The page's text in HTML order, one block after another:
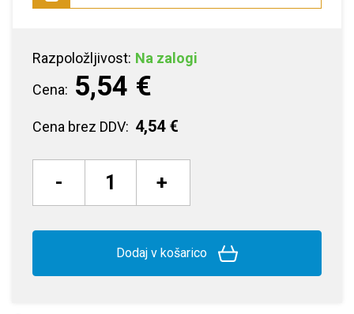
Razpoložljivost: Na zalogi
Cena: 5,54 €
Cena brez DDV: 4,54 €
- +
Dodaj v košarico